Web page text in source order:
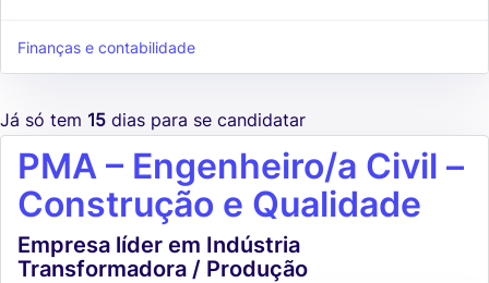
Finanças e contabilidade
Já só tem 15 dias para se candidatar
PMA – Engenheiro/a Civil –
Construção e Qualidade
Empresa líder em Indústria
Transformadora / Produção